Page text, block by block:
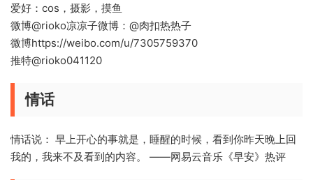
爱好：cos，摄影，摸鱼
微博@rioko凉凉子微博：@肉扣热热子
微博https://weibo.com/u/7305759370
推特@rioko041120
情话
情话说： 早上开心的事就是，睡醒的时候，看到你昨天晚上回
我的，我来不及看到的内容。 ——网易云音乐《早安》热评 ​